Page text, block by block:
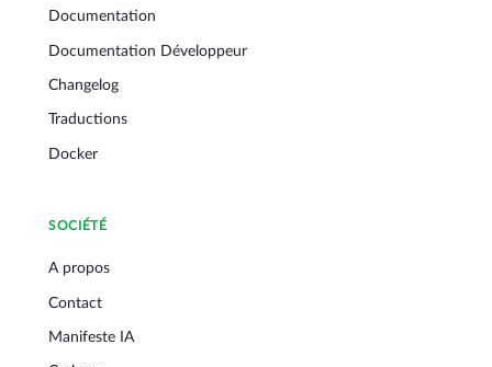
Documentation
Documentation Développeur
Changelog
Traductions
Docker
SOCIÉTÉ
A propos
Contact
Manifeste IA